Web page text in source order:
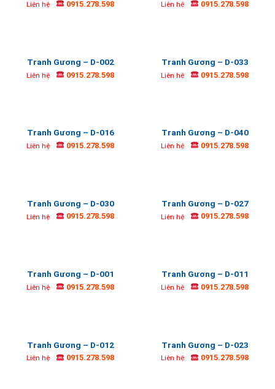
Liên hệ 0915.278.598 Liên hệ 0915.278.598
Tranh Gương – D-002
Liên hệ 0915.278.598
Tranh Gương – D-033
Liên hệ 0915.278.598
Tranh Gương – D-016
Liên hệ 0915.278.598
Tranh Gương – D-040
Liên hệ 0915.278.598
Tranh Gương – D-030
Liên hệ 0915.278.598
Tranh Gương – D-027
Liên hệ 0915.278.598
Tranh Gương – D-001
Liên hệ 0915.278.598
Tranh Gương – D-011
Liên hệ 0915.278.598
Tranh Gương – D-012
Liên hệ 0915.278.598
Tranh Gương – D-023
Liên hệ 0915.278.598